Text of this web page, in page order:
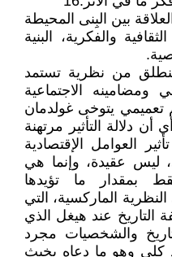
بين البِنى المحيطة
والفكرية، البنية
من نظرية تستمد
ومضامينه الاجتماعية
تعميمي يتوخى غولدمان
دلالة التأثير مرتهنة
العوامل الإقتصادية
ليس عقيدة، وإنما هي
بمقدار ما تؤيدها
هي النظرية الماركسية، التي
التاريخ عند هيغل الذي
والشخصيات مجرد
كلي وهو ما دعاه بخبث